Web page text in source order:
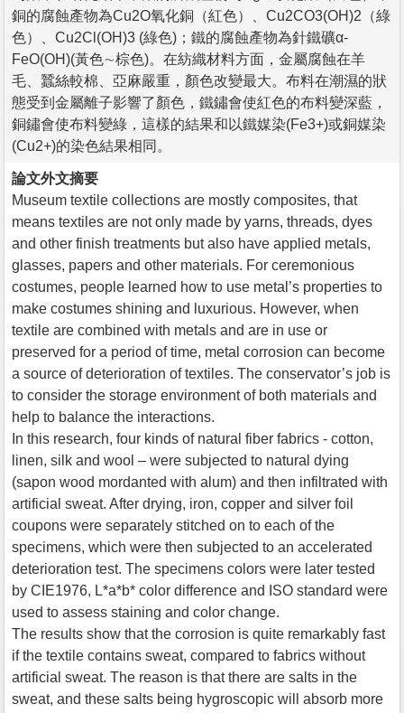
銅的腐蝕產物為Cu2O氧化銅（紅色）、Cu2CO3(OH)2（綠
色）、Cu2Cl(OH)3 (綠色)；鐵的腐蝕產物為針鐵礦α-
FeO(OH)(黃色∼棕色)。在紡織材料方面，金屬腐蝕在羊
毛、蠶絲較棉、亞麻嚴重，顏色改變最大。布料在潮濕的狀
態受到金屬離子影響了顏色，鐵鏽會使紅色的布料變深藍，
銅鏽會使布料變綠，這樣的結果和以鐵媒染(Fe3+)或銅媒染
(Cu2+)的染色結果相同。
論文外文摘要
Museum textile collections are mostly composites, that
means textiles are not only made by yarns, threads, dyes
and other finish treatments but also have applied metals,
glasses, papers and other materials. For ceremonious
costumes, people learned how to use metal’s properties to
make costumes shining and luxurious. However, when
textile are combined with metals and are in use or
preserved for a period of time, metal corrosion can become
a source of deterioration of textiles. The conservator’s job is
to consider the storage environment of both materials and
help to balance the interactions.
In this research, four kinds of natural fiber fabrics - cotton,
linen, silk and wool – were subjected to natural dying
(sapon wood mordanted with alum) and then infiltrated with
artificial sweat. After drying, iron, copper and silver foil
coupons were separately stitched on to each of the
specimens, which were then subjected to an accelerated
deterioration test. The specimens colors were later tested
by CIE1976, L*a*b* color difference and ISO standard were
used to assess staining and color change.
The results show that the corrosion is quite remarkably fast
if the textile contains sweat, compared to fabrics without
artificial sweat. The reason is that there are salts in the
sweat, and these salts being hygroscopic will absorb more